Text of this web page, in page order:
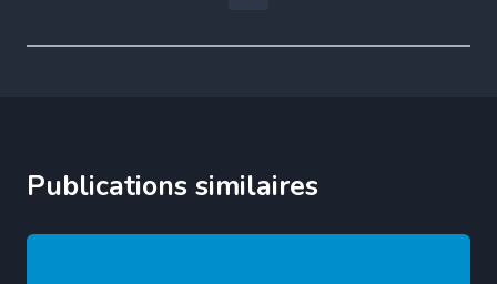
Publications similaires